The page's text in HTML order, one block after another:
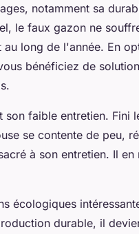
notamment sa
le faux gazon ne
long de l'année. En
bénéficiez de
faible entretien. Fini
se contente de peu,
à son entretien. Il en
écologiques
durable, il